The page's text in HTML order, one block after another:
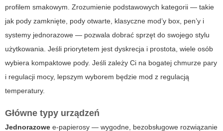
profilem smakowym. Zrozumienie podstawowych kategorii — takie
jak pody zamknięte, pody otwarte, klasyczne mod’y box, pen’y i
systemy jednorazowe — pozwala dobrać sprzęt do swojego stylu
użytkowania. Jeśli priorytetem jest dyskrecja i prostota, wiele osób
wybiera kompaktowe pody. Jeśli zależy Ci na bogatej chmurze pary
i regulacji mocy, lepszym wyborem będzie mod z regulacją
temperatury.
Główne typy urządzeń
Jednorazowe e-papierosy — wygodne, bezobsługowe rozwiązanie